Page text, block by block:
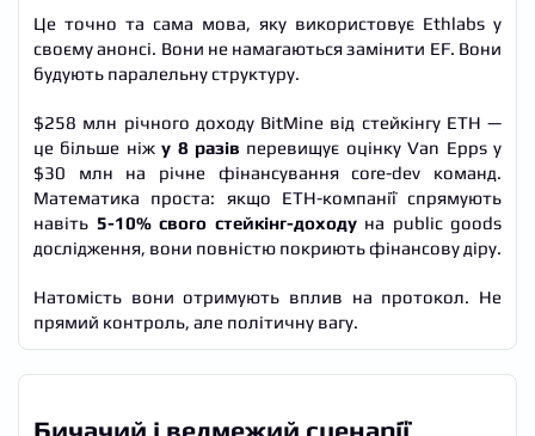
Це точно та сама мова, яку використовує Ethlabs у
своєму анонсі. Вони не намагаються замінити EF. Вони
будують паралельну структуру.
$258 млн річного доходу BitMine від стейкінгу ETH —
це більше ніжу 8 разів перевищує оцінку Van Epps у
$30 млн на річне фінансування core-dev команд.
Математика проста: якщо ETH-компанії спрямують
навіть 5-10% свого стейкінг-доходуна public goods
дослідження, вони повністю покриють фінансову діру.
Натомість вони отримують вплив на протокол. Не
прямий контроль, але політичну вагу.